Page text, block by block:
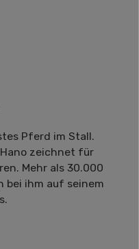
Pferd im Stall.
zeichnet für
Mehr als 30.000
bei ihm auf seinem